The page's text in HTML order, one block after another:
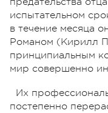
испытательном
в течение месяца
Романом (Кирилл
принципиальным
мир совершенно
Их
постепенно